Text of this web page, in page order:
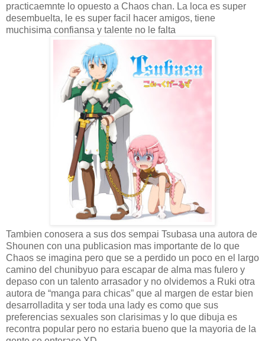
practicaemnte lo opuesto a Chaos chan. La loca es super
desembuelta, le es super facil hacer amigos, tiene
muchisima confiansa y talente no le falta
Tambien conosera a sus dos sempai Tsubasa una autora de
Shounen con una publicasion mas importante de lo que
Chaos se imagina pero que se a perdido un poco en el largo
camino del chunibyuo para escapar de alma mas fulero y
depaso con un talento arrasador y no olvidemos a Ruki otra
autora de “manga para chicas” que al margen de estar bien
desarrolladita y ser toda una lady es como que sus
preferencias sexuales son clarisimas y lo que dibuja es
recontra popular pero no estaria bueno que la mayoria de la